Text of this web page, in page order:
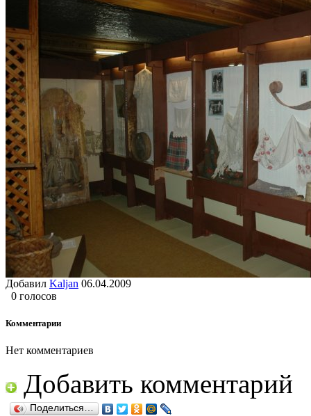
Добавил Kaljan 06.04.2009
0 голосов
Комментарии
Нет комментариев
Добавить комментарий
Поделиться…